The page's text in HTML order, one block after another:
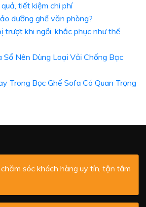
tiết kiệm chi phí
dưỡng ghế văn phòng?
trượt khi ngồi, khắc phục như thế
Sổ Nên Dùng Loại Vải Chống Bạc
Trong Bọc Ghế Sofa Có Quan Trọng
sóc khách hàng uy tín, tận tâm